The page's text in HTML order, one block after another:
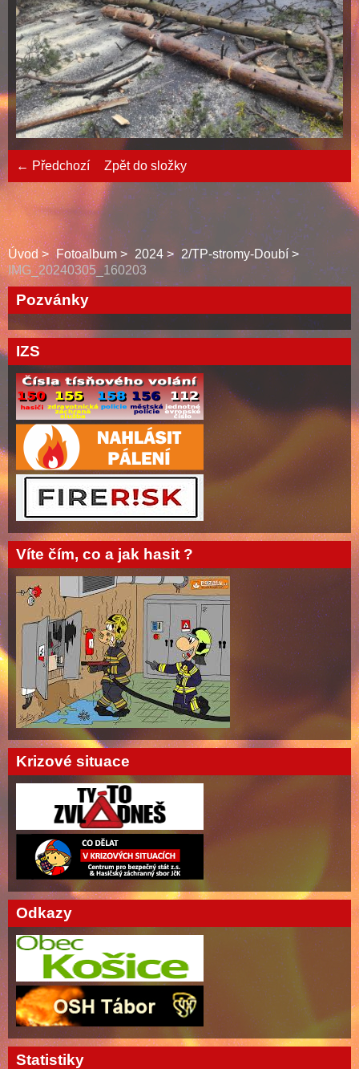
← Předchozí Zpět do složky
Úvod Fotoalbum 2024
2/TP-stromy-Doubí
IMG_20240305_160203
Pozvánky
IZS
Víte čím, co a jak hasit ?
Krizové situace
Odkazy
Statistiky